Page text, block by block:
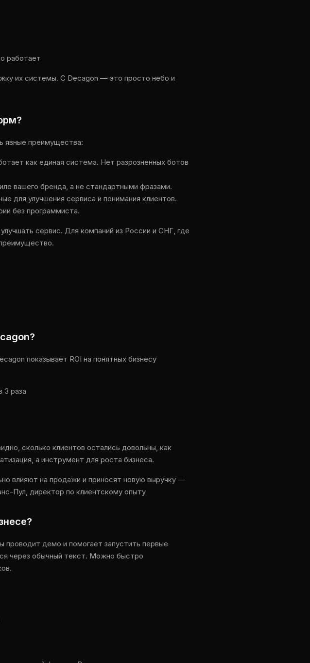
работает
их системы. С Decagon — это просто небо и
явные преимущества:
как единая система. Нет разрозненных ботов
вашего бренда, а не стандартными фразами.
для улучшения сервиса и понимания клиентов.
без программиста.
сервис. Для компаний из России и СНГ, где
показывает ROI на понятных бизнесу
3 раза
сколько клиентов остались довольны, как
а инструмент для роста бизнеса.
влияют на продажи и приносят новую выручку —
Пул, директор по клиентскому опыту
демо и помогает запустить первые
через обычный текст. Можно быстро